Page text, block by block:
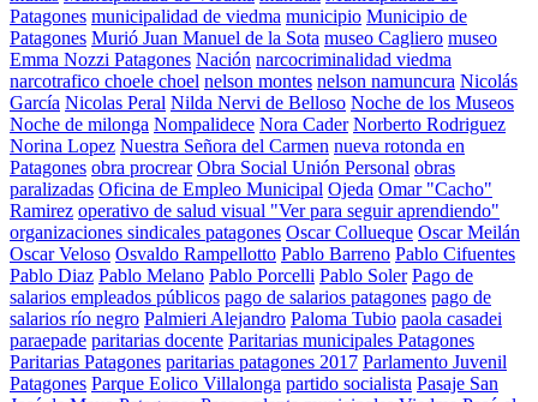
Patagones municipalidad de viedma municipio Municipio de
Patagones Murió Juan Manuel de la Sota museo Cagliero museo
Emma Nozzi Patagones Nación narcocriminalidad viedma
narcotrafico choele choel nelson montes nelson namuncura Nicolás
García Nicolas Peral Nilda Nervi de Belloso Noche de los Museos
Noche de milonga Nompalidece Nora Cader Norberto Rodriguez
Norina Lopez Nuestra Señora del Carmen nueva rotonda en
Patagones obra procrear Obra Social Unión Personal obras
paralizadas Oficina de Empleo Municipal Ojeda Omar "Cacho"
Ramirez operativo de salud visual "Ver para seguir aprendiendo"
organizaciones sindicales patagones Oscar Collueque Oscar Meilán
Oscar Veloso Osvaldo Rampellotto Pablo Barreno Pablo Cifuentes
Pablo Diaz Pablo Melano Pablo Porcelli Pablo Soler Pago de
salarios empleados públicos pago de salarios patagones pago de
salarios río negro Palmieri Alejandro Paloma Tubio paola casadei
paraepade paritarias docente Paritarias municipales Patagones
Paritarias Patagones paritarias patagones 2017 Parlamento Juvenil
Patagones Parque Eolico Villalonga partido socialista Pasaje San